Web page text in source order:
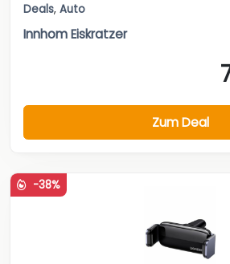
Deals, Auto
Innhom Eiskratzer
Zum Deal
-38%